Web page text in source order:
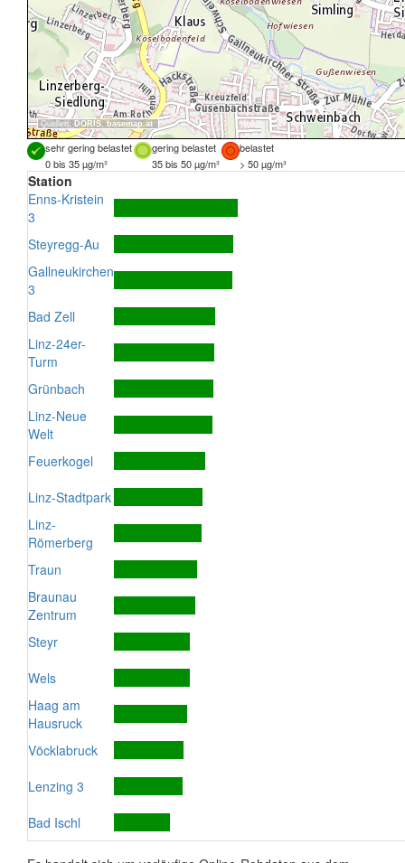
Quellen: DORIS, basemap.at
sehr gering belastet gering belastet
belastet
0 bis 35 µg/m³
35 bis 50 µg/m³ > 50 µg/m³
Station
Enns-Kristein
3
Steyregg-Au
Gallneukirchen
3
Bad Zell
Linz-24er-
Turm
Grünbach
Linz-Neue
Welt
Feuerkogel
Linz-Stadtpark
Linz-
Römerberg
Traun
Braunau
Zentrum
Steyr
Wels
Haag am
Hausruck
Vöcklabruck
Lenzing 3
Bad Ischl